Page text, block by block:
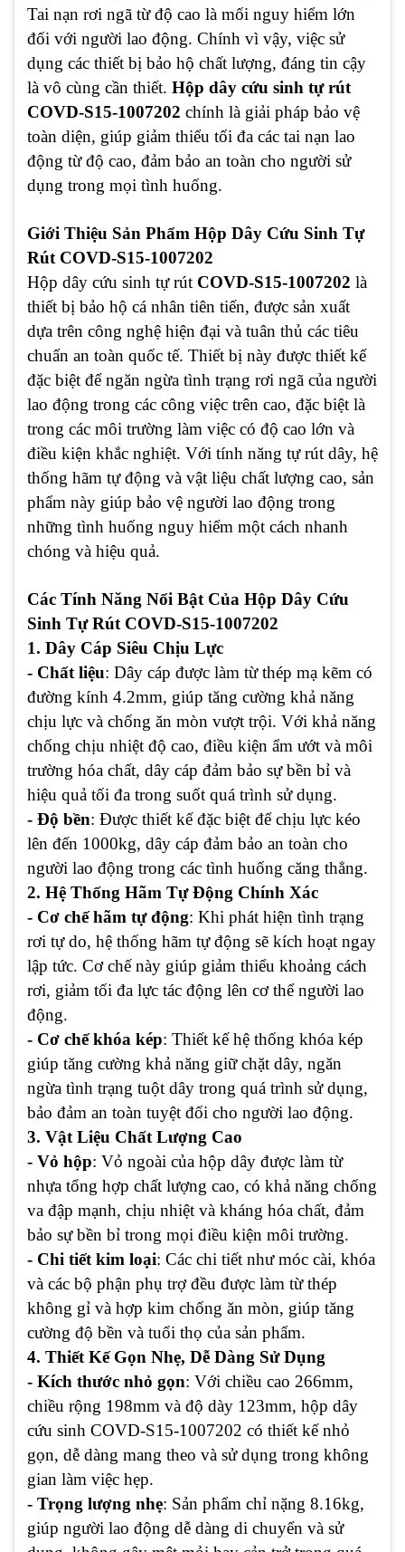
Tai nạn rơi ngã từ độ cao là mối nguy hiểm lớn
đối với người lao động. Chính vì vậy, việc sử
dụng các thiết bị bảo hộ chất lượng, đáng tin cậy
là vô cùng cần thiết. Hộp dây cứu sinh tự rút
COVD-S15-1007202 chính là giải pháp bảo vệ
toàn diện, giúp giảm thiểu tối đa các tai nạn lao
động từ độ cao, đảm bảo an toàn cho người sử
dụng trong mọi tình huống.
Giới Thiệu Sản Phẩm Hộp Dây Cứu Sinh Tự
Rút COVD-S15-1007202
Hộp dây cứu sinh tự rút COVD-S15-1007202 là
thiết bị bảo hộ cá nhân tiên tiến, được sản xuất
dựa trên công nghệ hiện đại và tuân thủ các tiêu
chuẩn an toàn quốc tế. Thiết bị này được thiết kế
đặc biệt để ngăn ngừa tình trạng rơi ngã của người
lao động trong các công việc trên cao, đặc biệt là
trong các môi trường làm việc có độ cao lớn và
điều kiện khắc nghiệt. Với tính năng tự rút dây, hệ
thống hãm tự động và vật liệu chất lượng cao, sản
phẩm này giúp bảo vệ người lao động trong
những tình huống nguy hiểm một cách nhanh
chóng và hiệu quả.
Các Tính Năng Nổi Bật Của Hộp Dây Cứu
Sinh Tự Rút COVD-S15-1007202
1. Dây Cáp Siêu Chịu Lực
- Chất liệu: Dây cáp được làm từ thép mạ kẽm có
đường kính 4.2mm, giúp tăng cường khả năng
chịu lực và chống ăn mòn vượt trội. Với khả năng
chống chịu nhiệt độ cao, điều kiện ẩm ướt và môi
trường hóa chất, dây cáp đảm bảo sự bền bỉ và
hiệu quả tối đa trong suốt quá trình sử dụng.
- Độ bền: Được thiết kế đặc biệt để chịu lực kéo
lên đến 1000kg, dây cáp đảm bảo an toàn cho
người lao động trong các tình huống căng thẳng.
2. Hệ Thống Hãm Tự Động Chính Xác
- Cơ chế hãm tự động: Khi phát hiện tình trạng
rơi tự do, hệ thống hãm tự động sẽ kích hoạt ngay
lập tức. Cơ chế này giúp giảm thiểu khoảng cách
rơi, giảm tối đa lực tác động lên cơ thể người lao
động.
- Cơ chế khóa kép: Thiết kế hệ thống khóa kép
giúp tăng cường khả năng giữ chặt dây, ngăn
ngừa tình trạng tuột dây trong quá trình sử dụng,
bảo đảm an toàn tuyệt đối cho người lao động.
3. Vật Liệu Chất Lượng Cao
- Vỏ hộp: Vỏ ngoài của hộp dây được làm từ
nhựa tổng hợp chất lượng cao, có khả năng chống
va đập mạnh, chịu nhiệt và kháng hóa chất, đảm
bảo sự bền bỉ trong mọi điều kiện môi trường.
- Chi tiết kim loại: Các chi tiết như móc cài, khóa
và các bộ phận phụ trợ đều được làm từ thép
không gỉ và hợp kim chống ăn mòn, giúp tăng
cường độ bền và tuổi thọ của sản phẩm.
4. Thiết Kế Gọn Nhẹ, Dễ Dàng Sử Dụng
- Kích thước nhỏ gọn: Với chiều cao 266mm,
chiều rộng 198mm và độ dày 123mm, hộp dây
cứu sinh COVD-S15-1007202 có thiết kế nhỏ
gọn, dễ dàng mang theo và sử dụng trong không
gian làm việc hẹp.
- Trọng lượng nhẹ: Sản phẩm chỉ nặng 8.16kg,
giúp người lao động dễ dàng di chuyển và sử